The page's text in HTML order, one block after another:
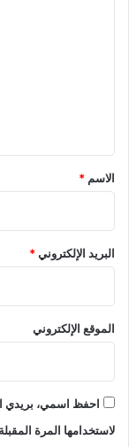
*
الاسم *
البريد الإلكتروني*
الموقع الإلكتروني
احفظ اسمي، بريدي
لاستخدامها المرة